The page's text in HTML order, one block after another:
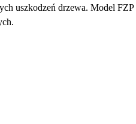
uszkodzeń drzewa. Model